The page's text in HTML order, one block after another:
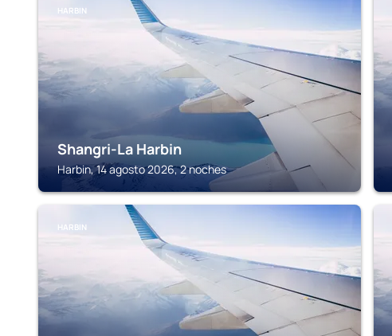
HARBIN
Shangri-La Harbin
Harbin, 14 agosto 2026, 2 noches
HARBIN